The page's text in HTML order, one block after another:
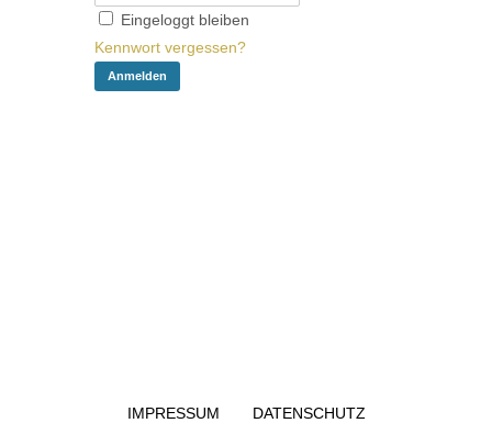
Eingeloggt bleiben
Kennwort vergessen?
IMPRESSUM DATENSCHUTZ